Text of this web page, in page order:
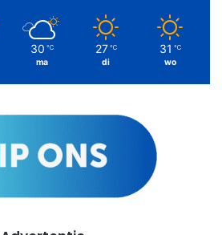
30 ℃
ma
27 ℃
di
31 ℃
wo